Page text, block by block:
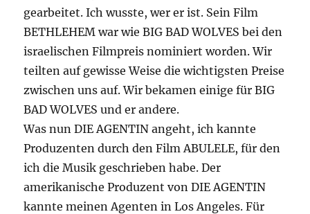
gearbeitet. Ich wusste, wer er ist. Sein Film
BETHLEHEM war wie BIG BAD WOLVES bei den
israelischen Filmpreis nominiert worden. Wir
teilten auf gewisse Weise die wichtigsten Preise
zwischen uns auf. Wir bekamen einige für BIG
BAD WOLVES und er andere.
Was nun DIE AGENTIN angeht, ich kannte
Produzenten durch den Film ABULELE, für den
ich die Musik geschrieben habe. Der
amerikanische Produzent von DIE AGENTIN
kannte meinen Agenten in Los Angeles. Für